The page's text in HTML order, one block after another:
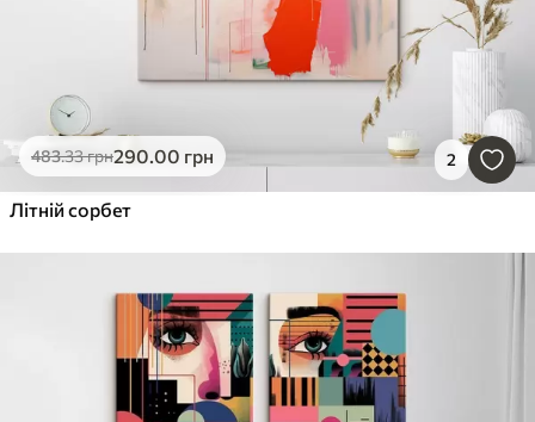
483.33грн290 .00 грн 2
Літній сорбет